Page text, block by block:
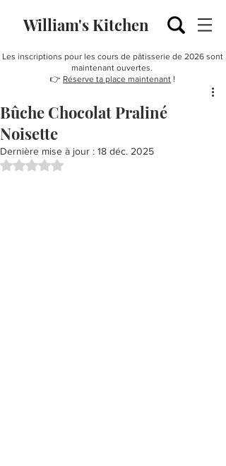
William's Kitchen
Les inscriptions pour les cours de pâtisserie de 2026 sont
maintenant ouvertes.
👉 Réserve ta place maintenant !
Bûche Chocolat Praliné
Noisette
Dernière mise à jour : 18 déc. 2025
Noté NaN étoiles sur 5.